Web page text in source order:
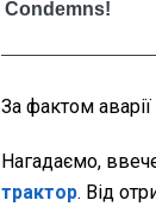
За фактом
Нагадаємо,
трактор. Від